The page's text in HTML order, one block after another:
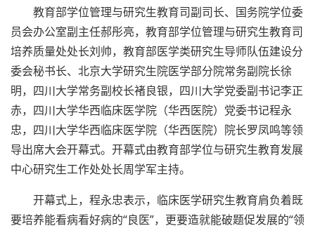
教育部学位管理与研究生教育司副司长、国务院学位委
员会办公室副主任郝彤亮，教育部学位管理与研究生教育司
培养质量处处长刘帅，教育部医学类研究生导师队伍建设分
委会秘书长、北京大学研究生院医学部分院常务副院长徐
明，四川大学常务副校长褚良银，四川大学党委副书记李正
赤，四川大学华西临床医学院（华西医院）党委书记程永
忠，四川大学华西临床医学院（华西医院）院长罗凤鸣等领
导出席大会开幕式。开幕式由教育部学位与研究生教育发展
中心研究生工作处处长周学军主持。
开幕式上，程永忠表示，临床医学研究生教育肩负着既
要培养能看病看好病的“良医”，更要造就能破题促发展的“领